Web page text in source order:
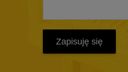
Zapisuję się